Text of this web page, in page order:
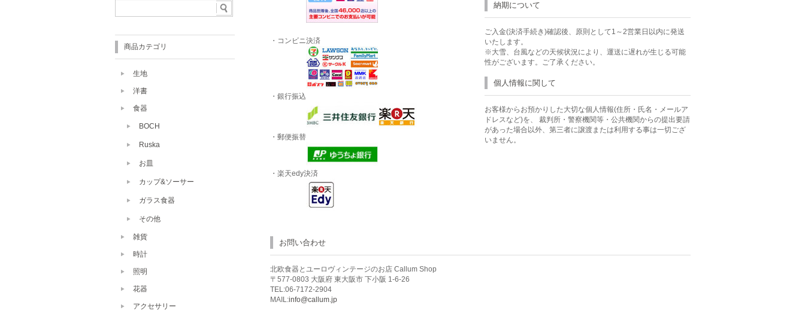
・コンビニ決済
・銀行振込
・郵便振替
・楽天edy決済
納期について
ご入金(決済手続き)確認後、原則として1～2営業日以内に発送
いたします。
※大雪、台風などの天候状況により、運送に遅れが生じる可能
性がございます。ご了承ください。
個人情報に関して
お客様からお預かりした大切な個人情報(住所・氏名・メールア
ドレスなど)を、 裁判所・警察機関等・公共機関からの提出要請
があった場合以外、第三者に譲渡または利用する事は一切ござ
いません。
お問い合わせ
北欧食器とユーロヴィンテージのお店 Callum Shop
〒577-0803 大阪府 東大阪市 下小阪 1-6-26
TEL:06-7172-2904
MAIL:info@callum.jp
商品カテゴリ
生地
洋書
食器
BOCH
Ruska
お皿
カップ&ソーサー
ガラス食器
その他
雑貨
時計
照明
花器
アクセサリー